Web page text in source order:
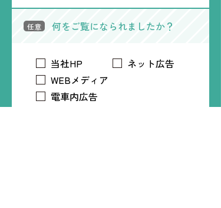
任意 何をご覧になられましたか？
当社HP
ネット広告
WEBメディア
電車内広告